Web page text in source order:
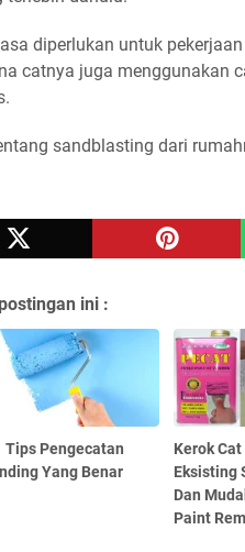
diperlukan untuk
catnya juga menggunakan
sandblasting dari
ini :
Tips Pengecatan
Yang Benar
Kerok
Eksisting
Dan
Paint